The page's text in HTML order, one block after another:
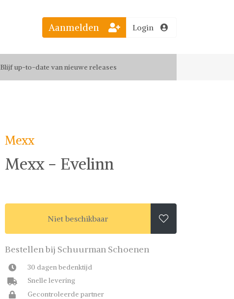
Bestel jouw favoriete looks
Blijf up-to-date van nieuwe releases
Aanmelden Login
Mexx
Mexx - Evelinn
Niet beschikbaar 
Bestellen bij Schuurman Schoenen
30 dagen bedenktijd
Snelle levering
Gecontroleerde partner